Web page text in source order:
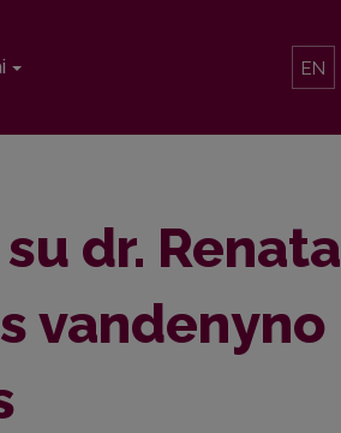
EN
dr. Renata
vandenyno